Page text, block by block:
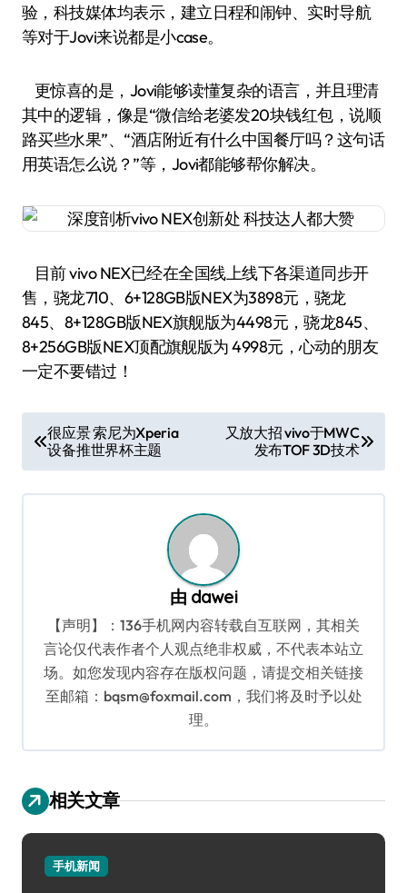
验，科技媒体均表示，建立日程和闹钟、实时导航
等对于Jovi来说都是小case。
更惊喜的是，Jovi能够读懂复杂的语言，并且理清
其中的逻辑，像是“微信给老婆发20块钱红包，说顺
路买些水果”、“酒店附近有什么中国餐厅吗？这句话
用英语怎么说？”等，Jovi都能够帮你解决。
目前 vivo NEX已经在全国线上线下各渠道同步开
售，骁龙710、6+128GB版NEX为3898元，骁龙
845、8+128GB版NEX旗舰版为4498元，骁龙845、
8+256GB版NEX顶配旗舰版为 4998元，心动的朋友
一定不要错过！
章
导
很应景 索尼为Xperia
设备推世界杯主题
又放大招 vivo于MWC
发布TOF 3D技术
由 dawei
【声明】：136手机网内容转载自互联网，其相关
言论仅代表作者个人观点绝非权威，不代表本站立
场。如您发现内容存在版权问题，请提交相关链接
至邮箱：bqsm@foxmail.com，我们将及时予以处
理。
相关文章
手机新闻